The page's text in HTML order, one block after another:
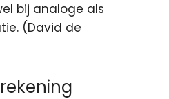
bij analoge als
(David de